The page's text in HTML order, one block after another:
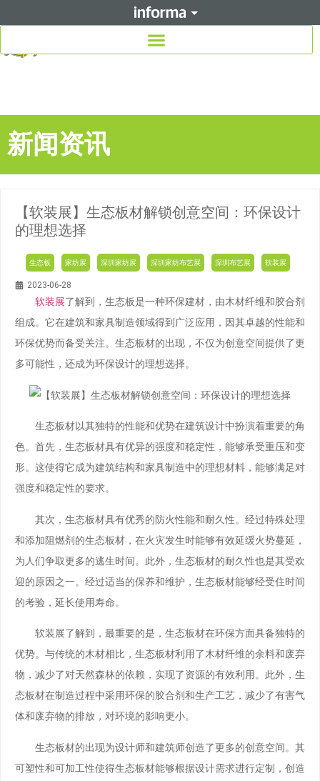
新闻资讯
【软装展】生态板材解锁创意空间：环保设计
的理想选择
生态板 家纺展 深圳家纺展 深圳家纺布艺展 深圳布艺展 软装展
2023-06-28
软装展了解到，生态板是一种环保建材，由木材纤维和胶合剂
组成。它在建筑和家具制造领域得到广泛应用，因其卓越的性能和
环保优势而备受关注。生态板材的出现，不仅为创意空间提供了更
多可能性，还成为环保设计的理想选择。
生态板材以其独特的性能和优势在建筑设计中扮演着重要的角
色。首先，生态板材具有优异的强度和稳定性，能够承受重压和变
形。这使得它成为建筑结构和家具制造中的理想材料，能够满足对
强度和稳定性的要求。
其次，生态板材具有优秀的防火性能和耐久性。经过特殊处理
和添加阻燃剂的生态板材，在火灾发生时能够有效延缓火势蔓延，
为人们争取更多的逃生时间。此外，生态板材的耐久性也是其受欢
迎的原因之一。经过适当的保养和维护，生态板材能够经受住时间
的考验，延长使用寿命。
软装展了解到，最重要的是，生态板材在环保方面具备独特的
优势。与传统的木材相比，生态板材利用了木材纤维的余料和废弃
物，减少了对天然森林的依赖，实现了资源的有效利用。此外，生
态板材在制造过程中采用环保的胶合剂和生产工艺，减少了有害气
体和废弃物的排放，对环境的影响更小。
生态板材的出现为设计师和建筑师创造了更多的创意空间。其
可塑性和可加工性使得生态板材能够根据设计需求进行定制，创造